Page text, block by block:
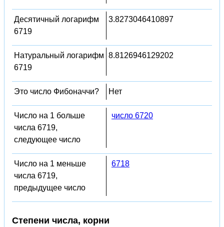
Десятичный логарифм
6719
3.8273046410897
Натуральный логарифм
6719
8.8126946129202
Это число Фибоначчи? Нет
Число на 1 больше
числа 6719,
следующее число
число 6720
Число на 1 меньше
числа 6719,
предыдущее число
6718
Степени числа, корни